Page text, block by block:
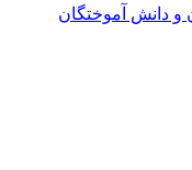
دانش آموختگان